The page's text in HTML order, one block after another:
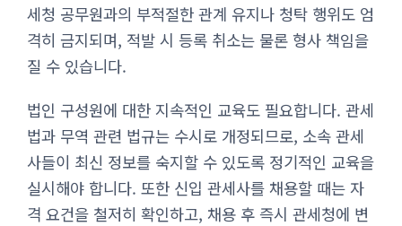
세청 공무원과의 부적절한 관계 유지나 청탁 행위도 엄
격히 금지되며, 적발 시 등록 취소는 물론 형사 책임을
질 수 있습니다.
법인 구성원에 대한 지속적인 교육도 필요합니다. 관세
법과 무역 관련 법규는 수시로 개정되므로, 소속 관세
사들이 최신 정보를 숙지할 수 있도록 정기적인 교육을
실시해야 합니다. 또한 신입 관세사를 채용할 때는 자
격 요건을 철저히 확인하고, 채용 후 즉시 관세청에 변